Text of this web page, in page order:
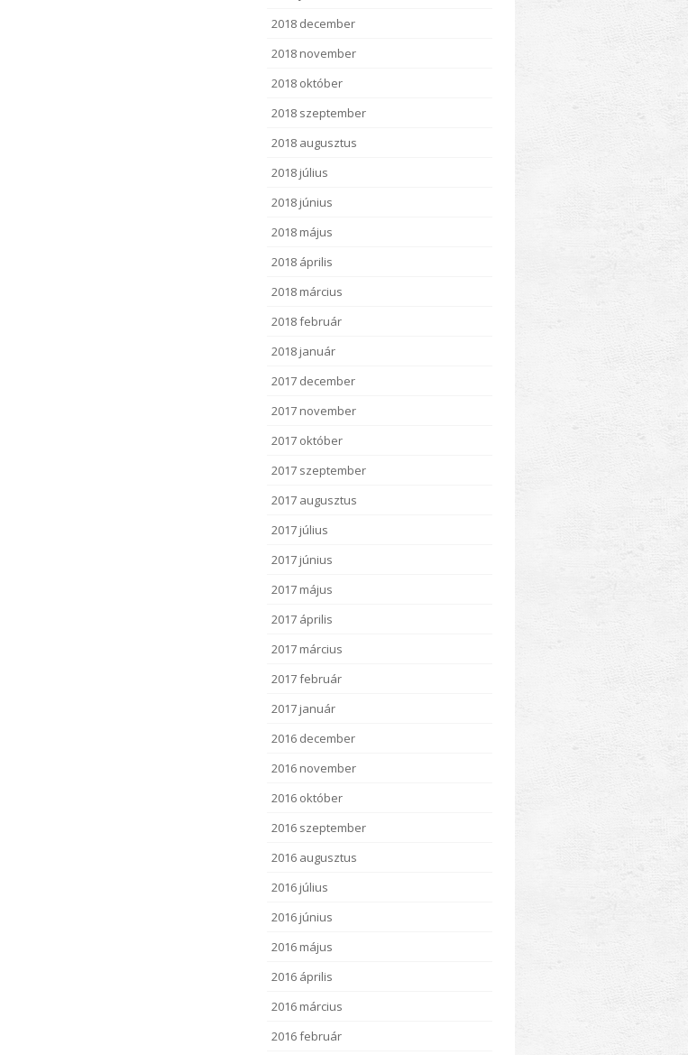
2018 december
2018 november
2018 október
2018 szeptember
2018 augusztus
2018 július
2018 június
2018 május
2018 április
2018 március
2018 február
2018 január
2017 december
2017 november
2017 október
2017 szeptember
2017 augusztus
2017 július
2017 június
2017 május
2017 április
2017 március
2017 február
2017 január
2016 december
2016 november
2016 október
2016 szeptember
2016 augusztus
2016 július
2016 június
2016 május
2016 április
2016 március
2016 február